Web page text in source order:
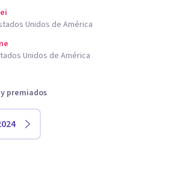
Unidos de América
Unidos de América
premiados